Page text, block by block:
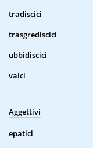
tradiscici
trasgrediscici
ubbidiscici
vaici
Aggettivi
epatici